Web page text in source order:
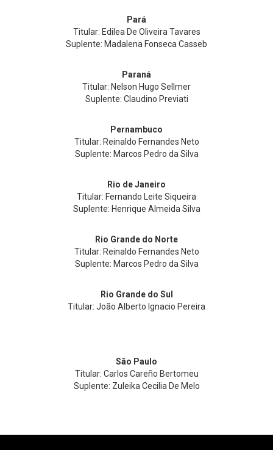
Pará
Titular: Edilea De Oliveira Tavares
Suplente: Madalena Fonseca Casseb
Paraná
Titular: Nelson Hugo Sellmer
Suplente: Claudino Previati
Pernambuco
Titular: Reinaldo Fernandes Neto
Suplente: Marcos Pedro da Silva
Rio de Janeiro
Titular: Fernando Leite Siqueira
Suplente: Henrique Almeida Silva
Rio Grande do Norte
Titular: Reinaldo Fernandes Neto
Suplente: Marcos Pedro da Silva
Rio Grande do Sul
Titular: João Alberto Ignacio Pereira
São Paulo
Titular: Carlos Careño Bertomeu
Suplente: Zuleika Cecilia De Melo